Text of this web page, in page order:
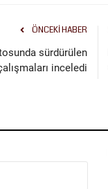
ÖNCEKI HABER
sürdürülen
inceledi